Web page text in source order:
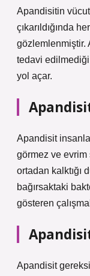
Apandisitin
çıkarıldığında
gözlemlenmiştir.
tedavi
yol açar.
Apandisit
görmez ve
ortadan kalktığı
bağırsaktaki
gösteren
Apandisit